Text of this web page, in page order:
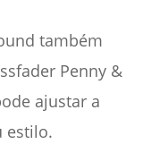
também
Penny &
ajustar a
estilo.